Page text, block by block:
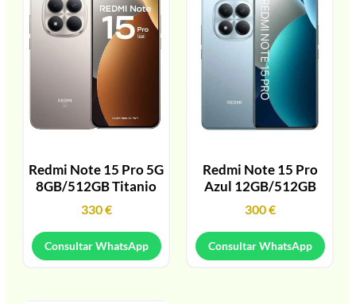
Redmi Note 15 Pro 5G
8GB/512GB Titanio
330€
Consultar WhatsApp
Redmi Note 15 Pro
Azul 12GB/512GB
300€
Consultar WhatsApp